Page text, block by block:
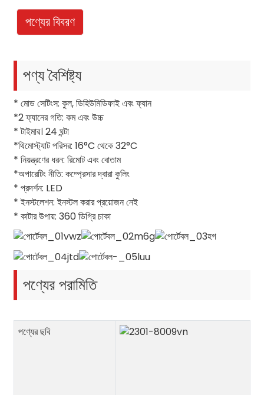
পণ্যের বিবরণ
পণ্য বৈশিষ্ট্য
* মোড সেটিংস: কুল, ডিহিউমিডিফাই এবং ফ্যান
*2 ফ্যানের গতি: কম এবং উচ্চ
* টাইমার। 24 ঘন্টা
*থিমোস্ট্যাট পরিসর: 16°C থেকে 32°C
* নিয়ন্ত্রণের ধরন: রিমোট এবং বোতাম
*অপারেটিং নীতি: কম্প্রেসার দ্বারা কুলিং
* প্রদর্শন: LED
* ইনস্টলেশন: ইনস্টল করার প্রয়োজন নেই
* কাটার উপায়: 360 ডিগ্রি চাকা
পণ্যের পরামিতি
পণ্যের ছবি